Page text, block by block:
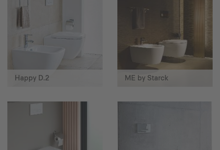
Happy D.2 ME by Starck